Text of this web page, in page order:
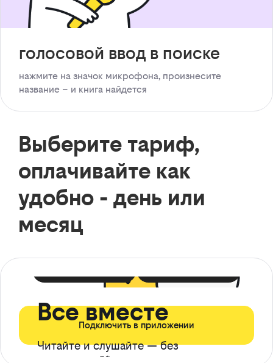
голосовой ввод в поиске
нажмите на значок микрофона, произнесите
название – и книга найдется
Выберите тариф,
оплачивайте как
удобно - день или
месяц
Все вместе
Читайте и слушайте — без
ограничений*
Подключить в приложении